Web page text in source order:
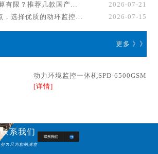
2026年机房项目预算有限？推荐几款国产动环监控系统品牌
2026-07-21
以广东地区为切入点，选择优质的动环监控系统厂家
2026-07-15
更多 》》
动力环境监控一体机SPD-6500GSM
[详情]
联系我们
努力只为您的满意